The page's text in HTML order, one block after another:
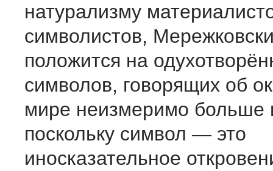
натурализму
символистов,
положится на
символов, говорящих об
мире неизмеримо больше
поскольку символ — это
иносказательное